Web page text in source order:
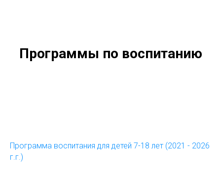
Программы по воспитанию
Программа воспитания для детей 7-18 лет (2021 - 2026
г.г.)